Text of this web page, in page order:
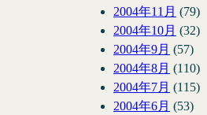
2004年11月 (79)
2004年10月 (32)
2004年9月 (57)
2004年8月 (110)
2004年7月 (115)
2004年6月 (53)